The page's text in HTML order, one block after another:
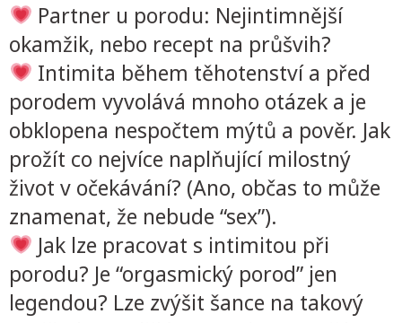
Partner u porodu: Nejintimnější
okamžik, nebo recept na průšvih?
Intimita během těhotenství a před
porodem vyvolává mnoho otázek a je
obklopena nespočtem mýtů a pověr. Jak
prožít co nejvíce naplňující milostný
život v očekávání? (Ano, občas to může
znamenat, že nebude “sex”).
Jak lze pracovat s intimitou při
porodu? Je “orgasmický porod” jen
legendou? Lze zvýšit šance na takový